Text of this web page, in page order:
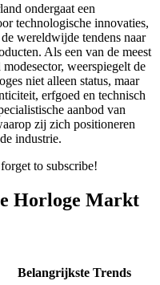
ondergaat een
technologische innovaties,
wereldwijde tendens naar
Als een van de meest
weerspiegelt de
niet alleen status, maar
erfgoed en technisch
aanbod van
zij zich positioneren
industrie.
to subscribe!
Horloge Markt
Belangrijkste Trends